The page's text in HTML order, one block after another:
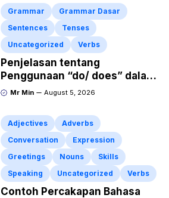
Grammar
Grammar Dasar
Sentences
Tenses
Uncategorized
Verbs
Penjelasan tentang
Penggunaan “do/ does” dalam
Kalimat Simple Present Tense
Mr Min August 5, 2026
Adjectives
Adverbs
Conversation
Expression
Greetings
Nouns
Skills
Speaking
Uncategorized Verbs
Contoh Percakapan Bahasa